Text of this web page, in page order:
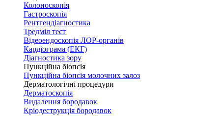
Колоноскопія
Гастроскопія
Рентгендіагностика
Тредміл тест
Відеоендоскопія ЛОР-органів
Кардіограма (ЕКГ)
Діагностика зору
Пункційна біопсія
Пункційна біопсія молочних залоз
Дерматологічні процедури
Дерматоскопія
Видалення бородавок
Кріодеструкція бородавок